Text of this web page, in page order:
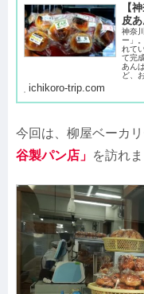
【
皮
神奈
ー」
れて
て完
あん
ど、
ichikoro-trip.com
今回は、柳屋ベーカ
谷製パン店」 を訪れ